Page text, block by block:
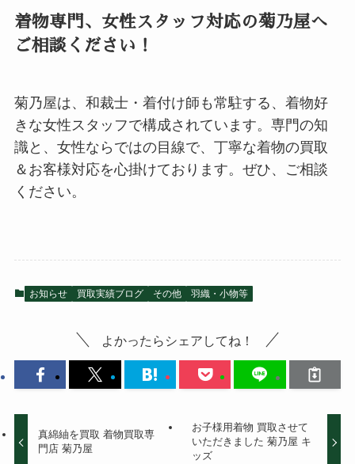
着物専門、女性スタッフ対応の菊乃屋へ
ご相談ください！
菊乃屋は、和裁士・着付け師も常駐する、着物好
きな女性スタッフで構成されています。専門の知
識と、女性ならではの目線で、丁寧な着物の買取
＆お客様対応を心掛けております。ぜひ、ご相談
ください。
お知らせ 買取実績ブログ その他 羽織・小物等
よかったらシェアしてね！
真綿紬を買取 着物買取専
門店 菊乃屋
お子様用着物 買取させて
いただきました 菊乃屋 キ
ッズ